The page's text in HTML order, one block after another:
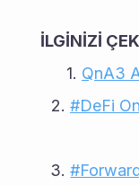
İLGİNİZİ
QnA3
#DeFi